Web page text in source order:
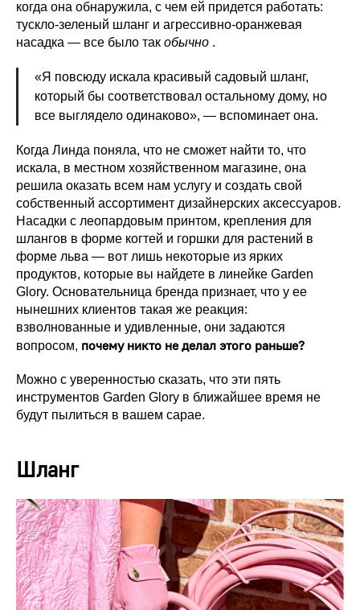
когда она обнаружила, с чем ей придется работать:
тускло-зеленый шланг и агрессивно-оранжевая
насадка — все было так обычно .
«Я повсюду искала красивый садовый шланг,
который бы соответствовал остальному дому, но
все выглядело одинаково», — вспоминает она.
Когда Линда поняла, что не сможет найти то, что
искала, в местном хозяйственном магазине, она
решила оказать всем нам услугу и создать свой
собственный ассортимент дизайнерских аксессуаров.
Насадки с леопардовым принтом, крепления для
шлангов в форме когтей и горшки для растений в
форме льва — вот лишь некоторые из ярких
продуктов, которые вы найдете в линейке Garden
Glory. Основательница бренда признает, что у ее
нынешних клиентов такая же реакция:
взволнованные и удивленные, они задаются
вопросом, почему никто не делал этого раньше?
Можно с уверенностью сказать, что эти пять
инструментов Garden Glory в ближайшее время не
будут пылиться в вашем сарае.
Шланг